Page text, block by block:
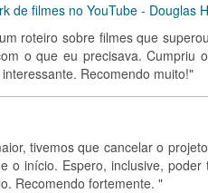
de filmes no YouTube - Douglas
roteiro sobre filmes que
o que eu precisava. Cumpriu
Recomendo muito!"
tivemos que cancelar o
o início. Espero, inclusive,
Recomendo fortemente. "